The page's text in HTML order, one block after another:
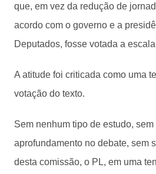
que, em vez da redução de
acordo com o governo e a
Deputados, fosse votada a
A atitude foi criticada como uma
votação do texto.
Sem nenhum tipo de estudo,
aprofundamento no debate, sem
desta comissão, o PL, em uma